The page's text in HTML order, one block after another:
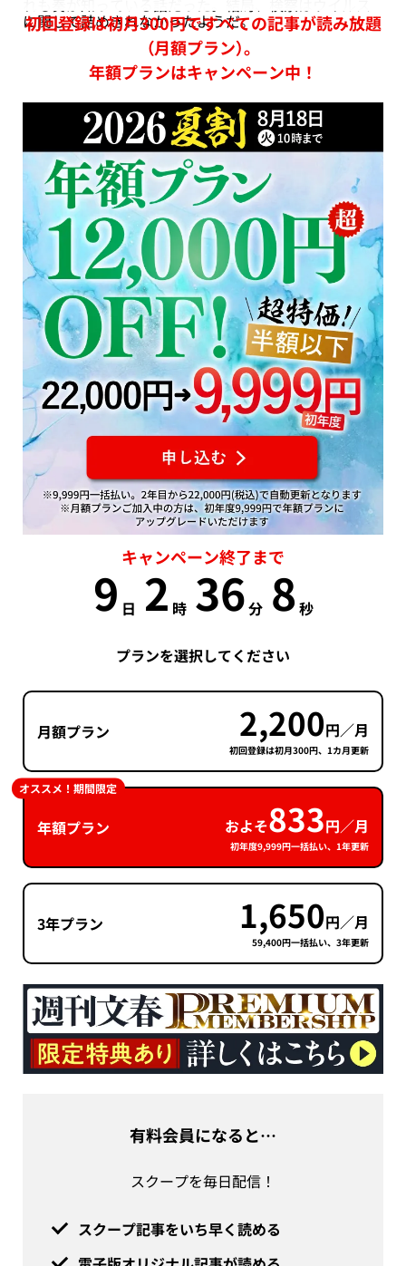
に関して詰めきれなかったようだ。
初回登録は初月300円ですべての記事が読み放題
（月額プラン）。
年額プランはキャンペーン中！
キャンペーン終了まで
9 日 2 時 36分 7 秒
プランを選択してください
月額プラン 2,200円／月
初回登録は初月300円、1カ月更新
年額プラン およそ833円／月
初年度9,999円一括払い、1年更新
オススメ！期間限定
3年プラン 1,650円／月
59,400円一括払い、3年更新
有料会員になると…
スクープを毎日配信！
スクープ記事をいち早く読める